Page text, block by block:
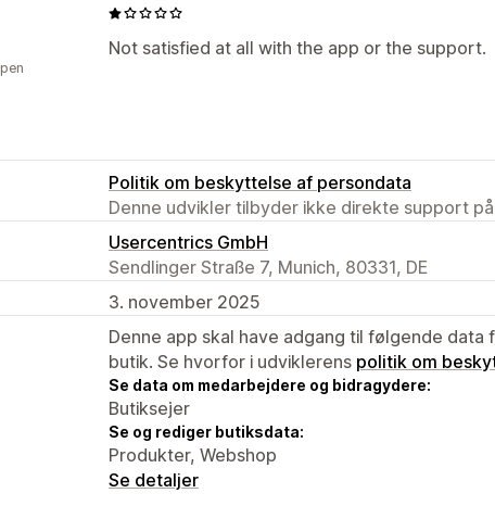
Not satisfied at all with the app or the support.
Politik om beskyttelse af persondata
Denne udvikler tilbyder ikke direkte support på
Usercentrics GmbH
Sendlinger Straße 7, Munich, 80331, DE
3. november 2025
Denne app skal have adgang til følgende data
butik. Se hvorfor i udviklerens politik om
Se data om medarbejdere og bidragydere:
Butiksejer
Se og rediger butiksdata:
Produkter, Webshop
Se detaljer